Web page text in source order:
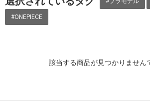
#ONEPIECE
該当する商品が見つかりません